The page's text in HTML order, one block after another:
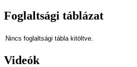
Foglaltsági táblázat
Nincs foglaltsági tábla kitöltve.
Videók